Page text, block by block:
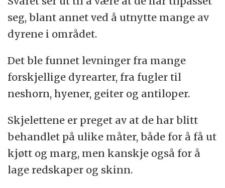
seg, blant annet ved å utnytte mange av
dyrene i området.
Det ble funnet levninger fra mange
forskjellige dyrearter, fra fugler til
neshorn, hyener, geiter og antiloper.
Skjelettene er preget av at de har blitt
behandlet på ulike måter, både for å få ut
kjøtt og marg, men kanskje også for å
lage redskaper og skinn.